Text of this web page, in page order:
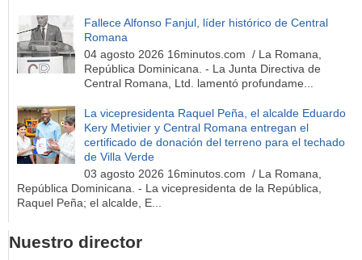
Fallece Alfonso Fanjul, líder histórico de Central
Romana
04 agosto 2026 16minutos.com / La Romana,
República Dominicana. - La Junta Directiva de
Central Romana, Ltd. lamentó profundame...
La vicepresidenta Raquel Peña, el alcalde Eduardo
Kery Metivier y Central Romana entregan el
certificado de donación del terreno para el techado
de Villa Verde
03 agosto 2026 16minutos.com / La Romana,
República Dominicana. - La vicepresidenta de la República,
Raquel Peña; el alcalde, E...
Nuestro director